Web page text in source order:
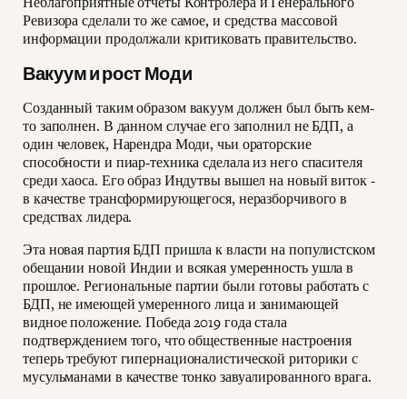
Ревизора сделали то же самое, и средства массовой
информации продолжали критиковать правительство.
Вакуум и рост Моди
Созданный таким образом вакуум должен был быть кем-
то заполнен. В данном случае его заполнил не БДП, а
один человек, Нарендра Моди, чьи ораторские
способности и пиар-техника сделала из него спасителя
среди хаоса. Его образ Индутвы вышел на новый виток -
в качестве трансформирующегося, неразборчивого в
средствах лидера.
Эта новая партия БДП пришла к власти на популистском
обещании новой Индии и всякая умеренность ушла в
прошлое. Региональные партии были готовы работать с
БДП, не имеющей умеренного лица и занимающей
видное положение. Победа 2019 года стала
подтверждением того, что общественные настроения
теперь требуют гипернационалистической риторики с
мусульманами в качестве тонко завуалированного врага.